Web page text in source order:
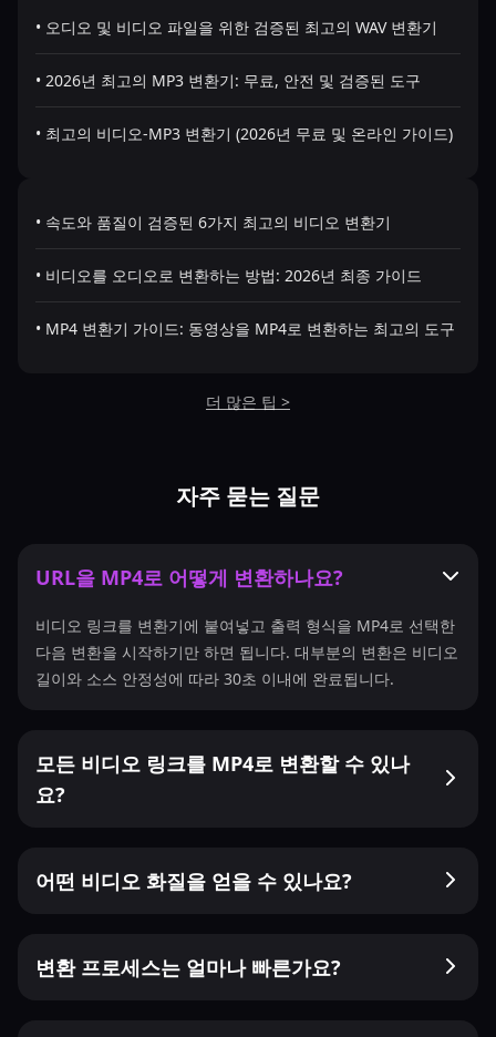
• 오디오 및 비디오 파일을 위한 검증된 최고의 WAV 변환기
• 2026년 최고의 MP3 변환기: 무료, 안전 및 검증된 도구
• 최고의 비디오-MP3 변환기 (2026년 무료 및 온라인 가이드)
• 속도와 품질이 검증된 6가지 최고의 비디오 변환기
• 비디오를 오디오로 변환하는 방법: 2026년 최종 가이드
• MP4 변환기 가이드: 동영상을 MP4로 변환하는 최고의 도구
더 많은 팁 >
자주 묻는 질문
URL을 MP4로 어떻게 변환하나요?
비디오 링크를 변환기에 붙여넣고 출력 형식을 MP4로 선택한
다음 변환을 시작하기만 하면 됩니다. 대부분의 변환은 비디오
길이와 소스 안정성에 따라 30초 이내에 완료됩니다.
모든 비디오 링크를 MP4로 변환할 수 있나
요?
어떤 비디오 화질을 얻을 수 있나요?
변환 프로세스는 얼마나 빠른가요?